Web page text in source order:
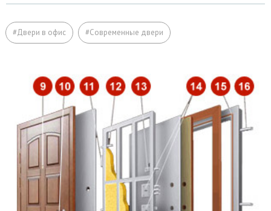
Подъём на этаж (если дверь не проходит по размеру в лифт)
Расширение дверного проема
Заделка швов монтажной пеной
Откосы (изнутри помещения)
Вывод звонков
Утепление дверной коробки
Перенос звонка
#Двери в офис #Современные двери